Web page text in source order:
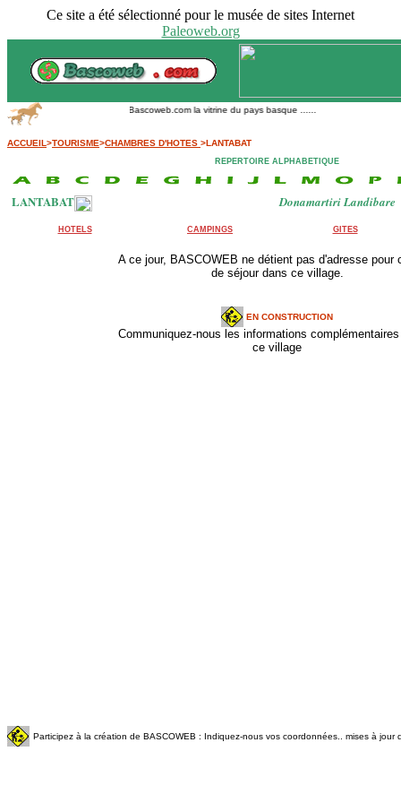
Ce site a été sélectionné pour le musée de sites Internet
Paleoweb.org
Bascoweb.com la vitrine du pays basque ......
ACCUEIL>TOURISME>CHAMBRES D'HOTES >LANTABAT
REPERTOIRE ALPHABETIQUE
LANTABAT Donamartiri Landibare
HOTELS CAMPINGS GITES
A ce jour, BASCOWEB ne détient pas d'adresse pour
de séjour dans ce village.
EN CONSTRUCTION
Communiquez-nous les informations
ce village
Participez à la création de BASCOWEB : Indiquez-nous vos coordonnées.. mises à jour